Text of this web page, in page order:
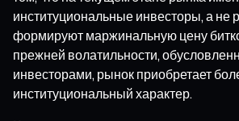
институциональные инвесторы, а не
формируют маржинальную цену
прежней волатильности,
инвесторами, рынок приобретает
институциональный характер.